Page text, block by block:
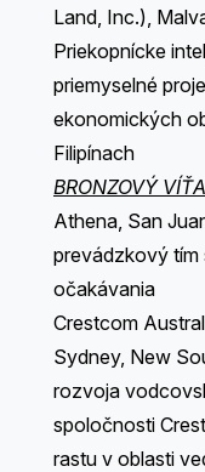
Land, Inc.),
Priekopnícke
priemyselné
ekonomických
Filipínach
BRONZOVÝ
Athena, San
prevádzkový
očakávania
Crestcom
Sydney, New
rozvoja
spoločnosti
rastu v oblasti